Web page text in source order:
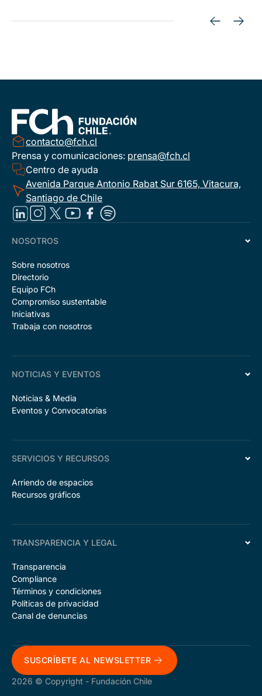
contacto@fch.cl
Prensa y comunicaciones: prensa@fch.cl
Centro de ayuda
Avenida Parque Antonio Rabat Sur 6165, Vitacura,
Santiago de Chile
NOSOTROS
Sobre nosotros
Directorio
Equipo FCh
Compromiso sustentable
Iniciativas
Trabaja con nosotros
NOTICIAS Y EVENTOS
Noticias & Media
Eventos y Convocatorias
SERVICIOS Y RECURSOS
Arriendo de espacios
Recursos gráficos
TRANSPARENCIA Y LEGAL
Transparencia
Compliance
Términos y condiciones
Políticas de privacidad
Canal de denuncias
SUSCRÍBETE AL NEWSLETTER
2026 © Copyright - Fundación Chile